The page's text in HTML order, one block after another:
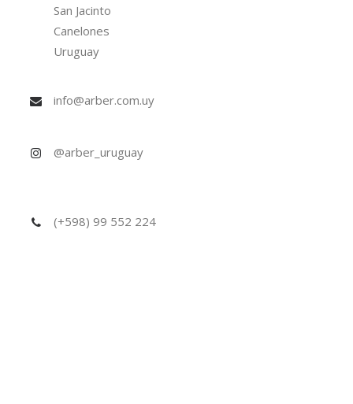
San Jacinto
Canelones
Uruguay
info@arber.com.uy
@arber_uruguay
(+598) 99 552 224